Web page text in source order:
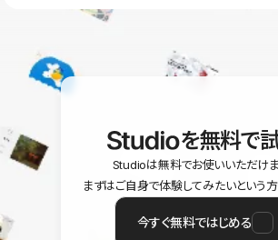
ユーザー同士で質問・相談できるコミュニティ
を無料で
Studioは無料でお使いいただけま
まずはご自身で体験してみたいという方
今すぐ無料ではじめる